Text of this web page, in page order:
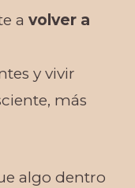
a volver a
y vivir
más
algo dentro